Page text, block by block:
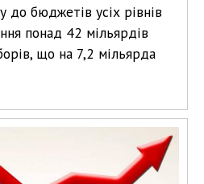
до бюджетів усіх рівнів
понад 42 мільярдів
що на 7,2 мільярда